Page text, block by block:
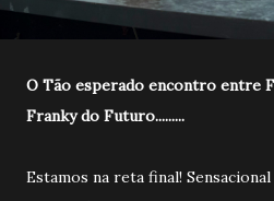
O Tão esperado encontro entre
Franky do Futuro.........
Estamos na reta final!